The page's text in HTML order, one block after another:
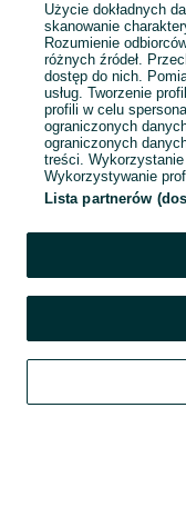
Szukaj
Użycie dokładnych
skanowanie
Rozumienie
różnych źródeł.
dostęp do nich.
usług. Tworzenie
profili w celu
ograniczonych
ograniczonych
treści.
Wykorzystywanie
Lista partnerów